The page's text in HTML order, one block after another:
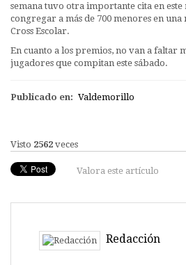
semana tuvo otra importante cita en
congregar a más de 700 menores en
Cross Escolar.
En cuanto a los premios, no van a faltar
jugadores que compitan este sábado.
Publicado en: Valdemorillo
Visto 2562 veces
Valora este artículo
Redacción